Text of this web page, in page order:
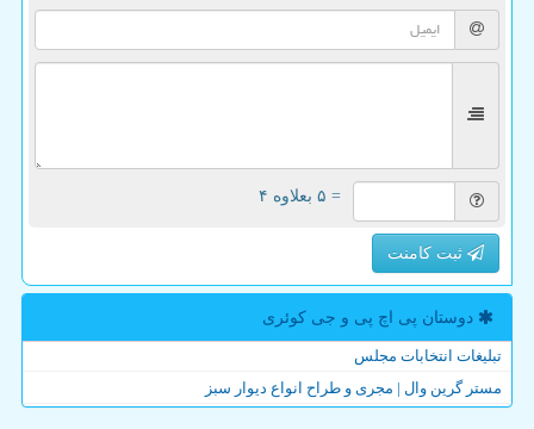
= ۵ بعلاوه ۴
ثبت کامنت
دوستان پی اچ پی و جی كوئری
تبلیغات انتخابات مجلس
مستر گرین وال | مجری و طراح انواع دیوار سبز